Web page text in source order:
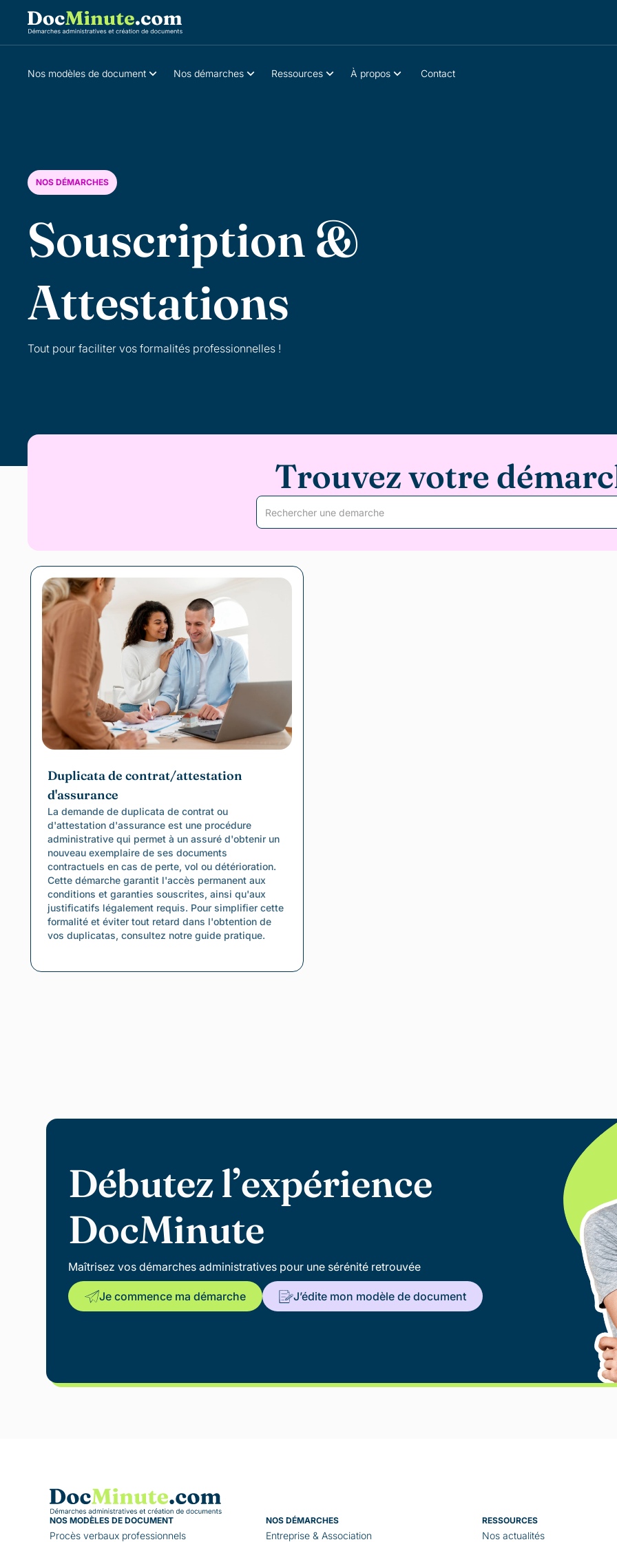
Nos modèles de document Nos démarches Ressources À propos Contact
NOS DÉMARCHES
Souscription &
Attestations
Tout pour faciliter vos formalités professionnelles !
Trouvez votre
Duplicata de contrat/attestation
d'assurance
La demande de duplicata de contrat ou
d'attestation d'assurance est une procédure
administrative qui permet à un assuré d'obtenir un
nouveau exemplaire de ses documents
contractuels en cas de perte, vol ou détérioration.
Cette démarche garantit l'accès permanent aux
conditions et garanties souscrites, ainsi qu'aux
justificatifs légalement requis. Pour simplifier cette
formalité et éviter tout retard dans l'obtention de
vos duplicatas, consultez notre guide pratique.
Débutez l’expérience
DocMinute
Maîtrisez vos démarches administratives pour une sérénité retrouvée
Je commence ma démarche J’édite mon modèle de document
NOS MODÈLES DE DOCUMENT
Procès verbaux professionnels
NOS DÉMARCHES
Entreprise & Association
RESSOURCES
Nos actualités